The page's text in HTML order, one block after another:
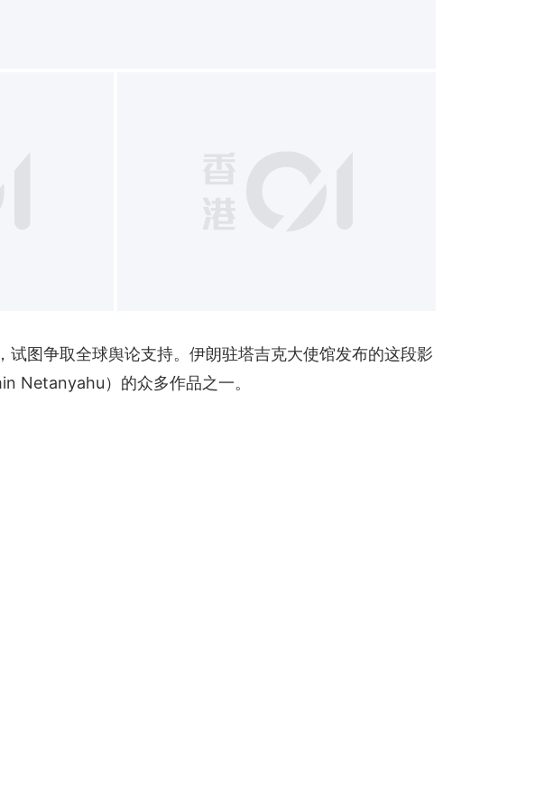
图争取全球舆论支持。伊朗驻塔吉克大使馆发布的这段影
Netanyahu）的众多作品之一。